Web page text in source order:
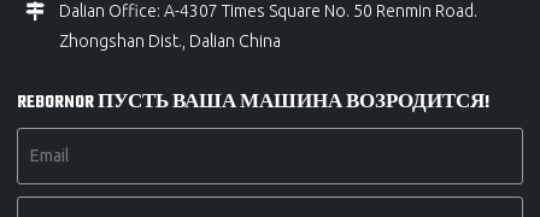
Dalian Office: A-4307 Times Square No. 50 Renmin Road.
Zhongshan Dist., Dalian China
REBORNOR ПУСТЬ ВАША МАШИНА ВОЗРОДИТСЯ!